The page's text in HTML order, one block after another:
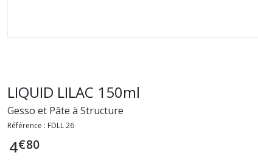
LIQUID LILAC 150ml
Gesso et Pâte à Structure
Référence : FDLL 26
4€80